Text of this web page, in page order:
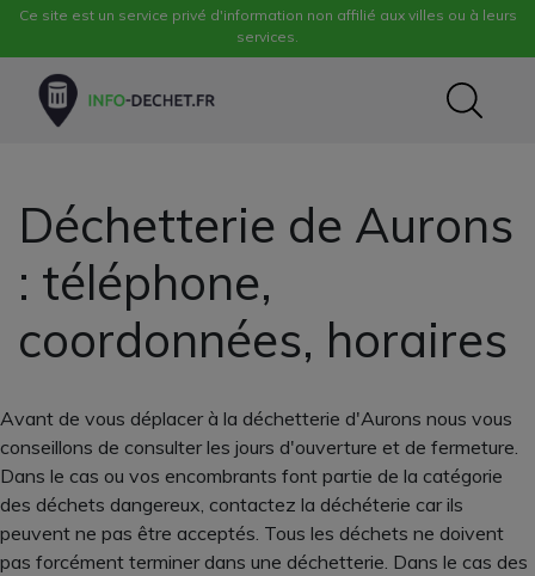
Ce site est un service privé d'information non affilié aux villes ou à leurs
services.
Déchetterie de Aurons
: téléphone,
coordonnées, horaires
Avant de vous déplacer à la déchetterie d'Aurons nous vous
conseillons de consulter les jours d'ouverture et de fermeture.
Dans le cas ou vos encombrants font partie de la catégorie
des déchets dangereux, contactez la déchéterie car ils
peuvent ne pas être acceptés. Tous les déchets ne doivent
pas forcément terminer dans une déchetterie. Dans le cas des